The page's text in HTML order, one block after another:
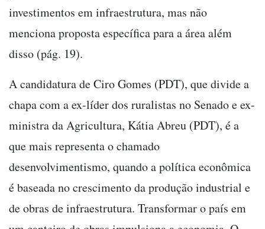
investimentos em infraestrutura, mas não
menciona proposta específica para a área além
disso (pág. 19).
A candidatura de Ciro Gomes (PDT), que divide a
chapa com a ex-líder dos ruralistas no Senado e ex-
ministra da Agricultura, Kátia Abreu (PDT), é a
que mais representa o chamado
desenvolvimentismo, quando a política econômica
é baseada no crescimento da produção industrial e
de obras de infraestrutura. Transformar o país em